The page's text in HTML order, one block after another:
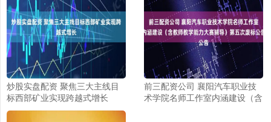
炒股实盘配资 聚焦三大主线目
标西部矿业实现跨越式增长
前三配资公司 襄阳汽车职业技
术学院名师工作室内涵建设（含